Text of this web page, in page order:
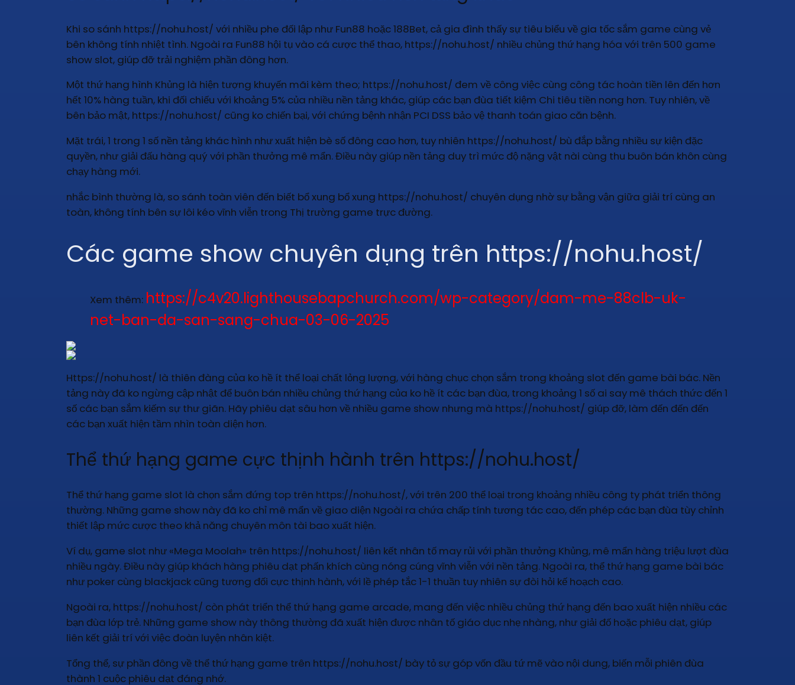
Khi so sánh https://nohu.host/ với nhiều phe đối lập như Fun88 hoặc 188Bet, cả gia đình thấy sự tiêu biểu về gia tốc sắm game cùng vẻ
bên không tính nhiệt tình. Ngoài ra Fun88 hội tụ vào cá cược thể thao, https://nohu.host/ nhiều chủng thứ hạng hóa với trên 500 game
show slot, giúp đỡ trải nghiệm phần đông hơn.
Một thứ hạng hình Khủng là hiện tượng khuyến mãi kèm theo; https://nohu.host/ đem về công việc cùng công tác hoàn tiền lên đến hơn
hết 10% hàng tuần, khi đối chiếu với khoảng 5% của nhiều nền tảng khác, giúp các bạn đùa tiết kiệm Chi tiêu tiền nong hơn. Tuy nhiên, về
bên bảo mật, https://nohu.host/ cũng ko chiến bại, với chứng bệnh nhận PCI DSS bảo vệ thanh toán giao căn bệnh.
Mặt trái, 1 trong 1 số nền tảng khác hình như xuất hiện bè số đông cao hơn, tuy nhiên https://nohu.host/ bù đắp bằng nhiều sự kiện đặc
quyền, như giải đấu hàng quý với phần thưởng mê mẩn. Điều này giúp nền tảng duy trì mức độ nặng vật nài cùng thu buôn bán khôn cùng
chạy hàng mới.
nhắc bình thường là, so sánh toàn viên đến biết bổ xung bổ xung https://nohu.host/ chuyên dụng nhờ sự bằng vận giữa giải trí cùng an
toàn, không tính bên sự lôi kéo vĩnh viễn trong Thị trường game trực đường.
Các game show chuyên dụng trên https://nohu.host/
Xem thêm: https://c4v20.lighthousebapchurch.com/wp-category/dam-me-88clb-uk-
net-ban-da-san-sang-chua-03-06-2025
Https://nohu.host/ là thiên đàng của ko hề ít thể loại chất lỏng lượng, với hàng chục chọn sắm trong khoảng slot đến game bài bác. Nền
tảng này đã ko ngừng cập nhật để buôn bán nhiều chủng thứ hạng của ko hề ít các bạn đùa, trong khoảng 1 số ai say mê thách thức đến 1
số các bạn sắm kiếm sự thư giãn. Hãy phiêu dạt sâu hơn về nhiều game show nhưng mà https://nohu.host/ giúp đỡ, làm đến đến đến
các bạn xuất hiện tầm nhìn toàn diện hơn.
Thể thứ hạng game cực thịnh hành trên https://nohu.host/
Thể thứ hạng game slot là chọn sắm đứng top trên https://nohu.host/, với trên 200 thể loại trong khoảng nhiều công ty phát triển thông
thường. Những game show này đã ko chỉ mê mẩn về giao diện Ngoài ra chứa chấp tính tương tác cao, đến phép các bạn đùa tùy chỉnh
thiết lập mức cược theo khả năng chuyên môn tài bao xuất hiện.
Ví dụ, game slot như «Mega Moolah» trên https://nohu.host/ liên kết nhân tố may rủi với phần thưởng Khủng, mê mẩn hàng triệu lượt đùa
nhiều ngày. Điều này giúp khách hàng phiêu dạt phấn khích cùng nóng cúng vĩnh viễn với nền tảng. Ngoài ra, thể thứ hạng game bài bác
như poker cùng blackjack cũng tương đối cực thịnh hành, với lề phép tắc 1-1 thuần tuy nhiên sự đòi hỏi kế hoạch cao.
Ngoài ra, https://nohu.host/ còn phát triển thể thứ hạng game arcade, mang đến việc nhiều chủng thứ hạng đến bao xuất hiện nhiều các
bạn đùa lớp trẻ. Những game show này thông thường đã xuất hiện được nhân tố giáo dục nhẹ nhàng, như giải đố hoặc phiêu dạt, giúp
liên kết giải trí với việc đoàn luyện nhân kiệt.
Tổng thể, sự phần đông về thể thứ hạng game trên https://nohu.host/ bày tỏ sự góp vốn đầu tứ mẽ vào nội dung, biến mỗi phiên đùa
thành 1 cuộc phiêu dạt đáng nhớ.